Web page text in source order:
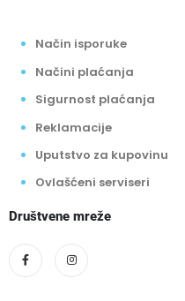
Način isporuke
Načini plaćanja
Sigurnost plaćanja
Reklamacije
Uputstvo za kupovinu
Ovlašćeni serviseri
Društvene mreže